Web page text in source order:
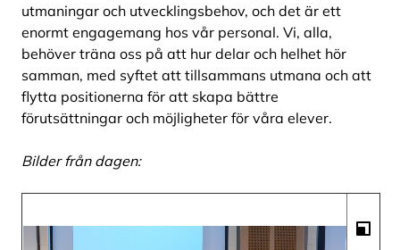
utmaningar och utvecklingsbehov, och det är ett
enormt engagemang hos vår personal. Vi, alla,
behöver träna oss på att hur delar och helhet hör
samman, med syftet att tillsammans utmana och att
flytta positionerna för att skapa bättre
förutsättningar och möjligheter för våra elever.
Bilder från dagen: